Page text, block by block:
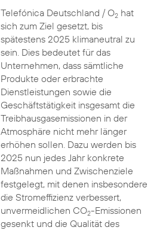
Telefónica Deutschland / O2hat
sich zum Ziel gesetzt, bis
spätestens 2025 klimaneutral zu
sein. Dies bedeutet für das
Unternehmen, dass sämtliche
Produkte oder erbrachte
Dienstleistungen sowie die
Geschäftstätigkeit insgesamt die
Treibhausgasemissionen in der
Atmosphäre nicht mehr länger
erhöhen sollen. Dazu werden bis
2025 nun jedes Jahr konkrete
Maßnahmen und Zwischenziele
festgelegt, mit denen insbesondere
die Stromeffizienz verbessert,
unvermeidlichen CO2-Emissionen
gesenkt und die Qualität des